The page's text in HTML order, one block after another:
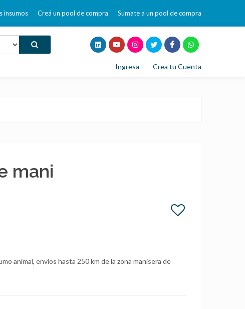
insumos Creá un pool de compra Sumate a un pool de compra
Ingresa Crea tu Cuenta
mani
animal, envios hasta 250 km de la zona manisera de